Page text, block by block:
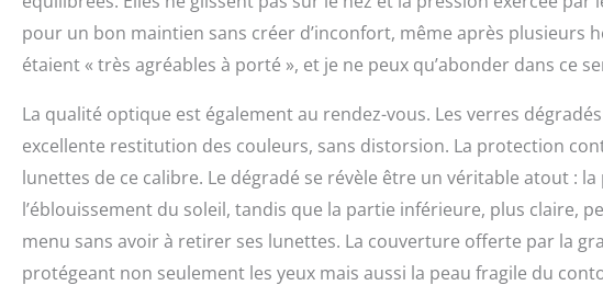
pour un bon maintien sans créer d’inconfort, même après plusieurs
étaient « très agréables à porté », et je ne peux qu’abonder dans ce
La qualité optique est également au rendez-vous. Les verres
excellente restitution des couleurs, sans distorsion. La protection
lunettes de ce calibre. Le dégradé se révèle être un véritable atout :
l’éblouissement du soleil, tandis que la partie inférieure, plus claire,
menu sans avoir à retirer ses lunettes. La couverture offerte par la
protégeant non seulement les yeux mais aussi la peau fragile du